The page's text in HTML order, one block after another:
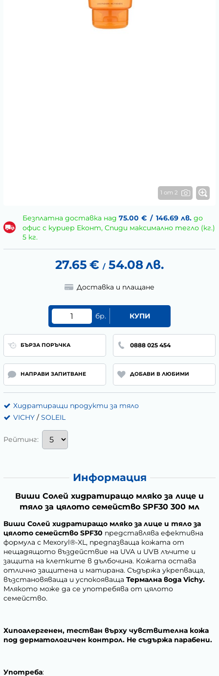
1 от 2
Безплатна доставка над 75.00 € / 146.69 лв.до
офис с куриер Еконт, Спиди максимално тегло (кг.)
5 кг.
27.65 € / 54.08лв.
Доставка и плащане
бр. КУПИ
БЪРЗА ПОРЪЧКА 0888 025 454
НАПРАВИ ЗАПИТВАНЕ ДОБАВИ В ЛЮБИМИ
Хидратиращи продукти за тяло
VICHY / SOLEIL
Рейтинг:
Информация
Виши Солей хидратиращо мляко за лице и
тяло за цялото семейство SPF30 300 мл
Виши Солей хидратиращо мляко за лице и тяло за
цялото семейство SPF30 представлява ефективна
формула с Mexoryl®-XL, предпазваща кожата от
нещадящото въздействие на UVA и UVB лъчите и
защита на клетките в дълбочина. Кожата остава
отлично защитена и матирана. Съдържа укрепваща,
възстановяваща и успокояваща Термална вода Vichy.
Млякото може да се употребява от цялото
семейство.
Хипоалергенен, тестван върху чувствителна кожа
под дерматологичен контрол. Не съдържа парабени.
Употреба: